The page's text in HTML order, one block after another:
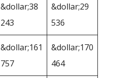
&dollar;38
243
&dollar;29
536
&dollar;161
757
&dollar;170
464